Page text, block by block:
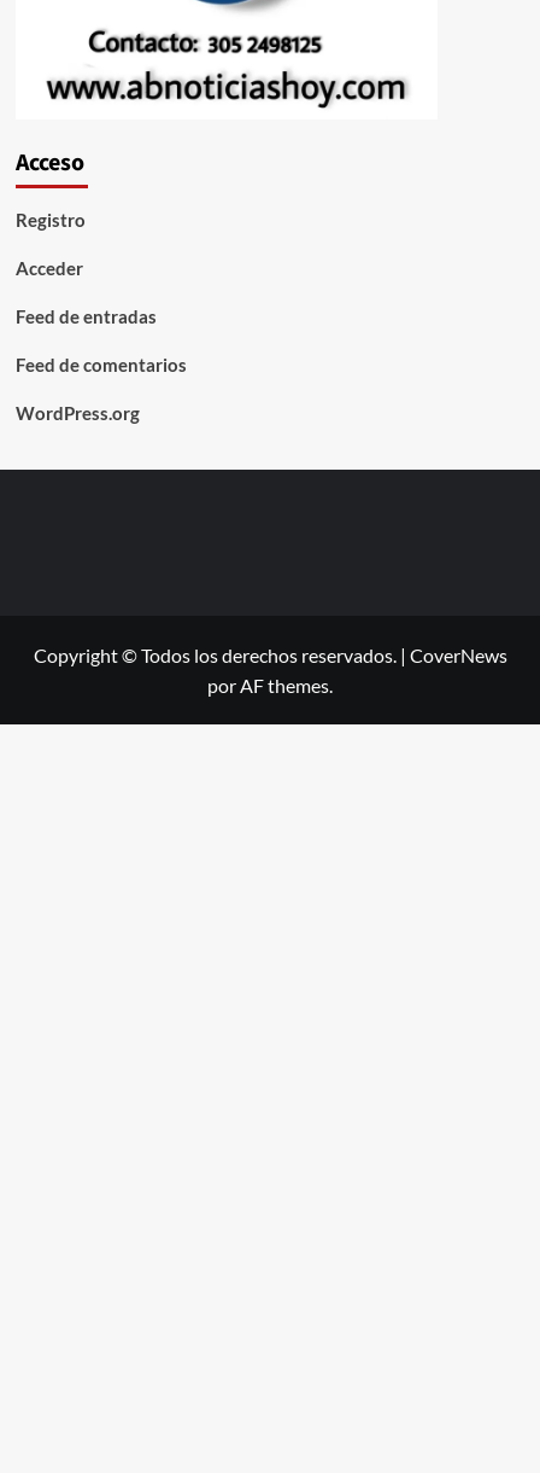
Acceso
Registro
Acceder
Feed de entradas
Feed de comentarios
WordPress.org
Copyright © Todos los derechos reservados. | CoverNews
por AF themes.